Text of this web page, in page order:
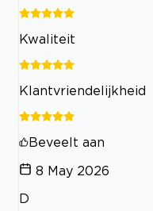
Kwaliteit
Klantvriendelijkheid
Beveelt aan
8 May 2026
D